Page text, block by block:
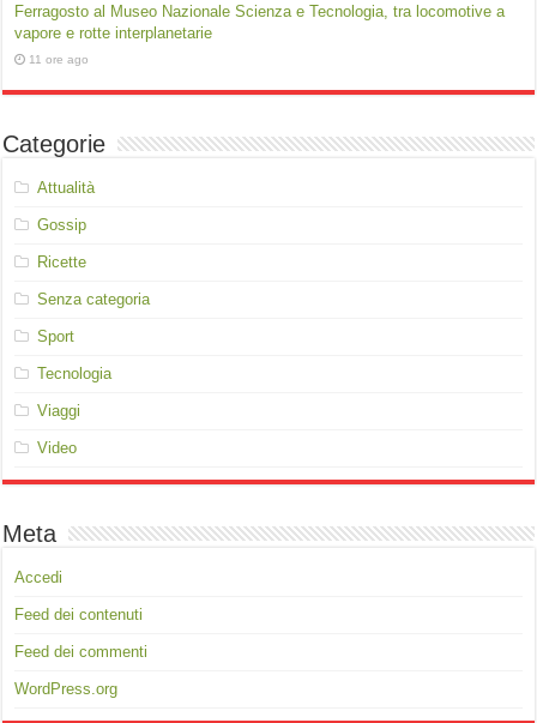
Ferragosto al Museo Nazionale Scienza e Tecnologia, tra locomotive a
vapore e rotte interplanetarie
11 ore ago
Categorie
Attualità
Gossip
Ricette
Senza categoria
Sport
Tecnologia
Viaggi
Video
Meta
Accedi
Feed dei contenuti
Feed dei commenti
WordPress.org